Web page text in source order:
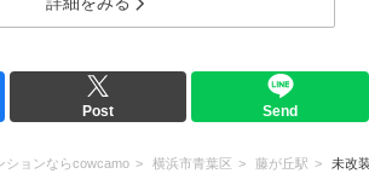
Post Send
ションならcowcamo 横浜市青葉区 藤が丘駅 未改